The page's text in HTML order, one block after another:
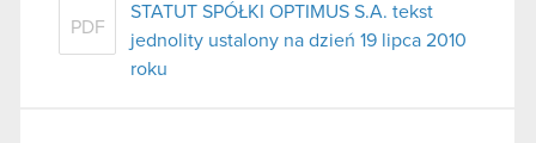
PDF
STATUT SPÓŁKI OPTIMUS S.A. tekst
jednolity ustalony na dzień 19 lipca 2010
roku